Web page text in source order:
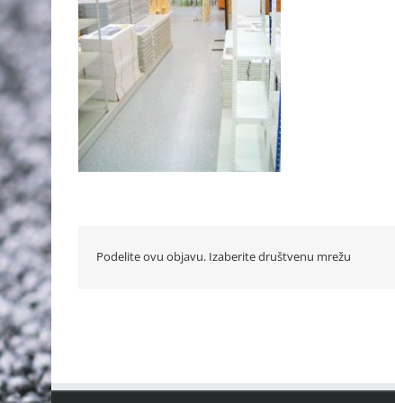
Podelite ovu objavu. Izaberite društvenu mrežu